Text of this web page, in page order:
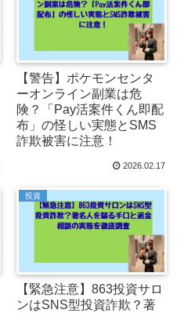
【警告】ポケモンセンタ
ーオンライン副業は危
険？「Pay活案件くん即配
布」の怪しい実態とSMS
詐欺被害に注意！
2026.02.17
投資
【緊急注意】863投資サロ
ンはSNS型投資詐欺？著